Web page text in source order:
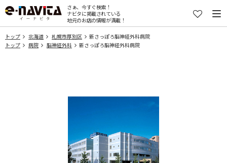
さぁ、今すぐ検索！
ナビタに掲載されている
地元のお店の情報が満載！
トップ 北海道 札幌市厚別区
新さっぽろ脳神経外科病院
トップ
病院 脳神経外科 新さっぽろ脳神経外科病院